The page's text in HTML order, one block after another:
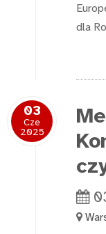
dla
03
Cze
2025